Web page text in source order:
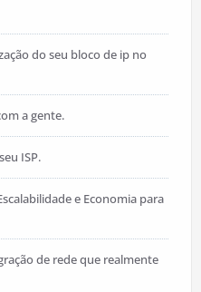
do seu bloco de ip no
a gente.
ISP.
e Economia para
de rede que realmente